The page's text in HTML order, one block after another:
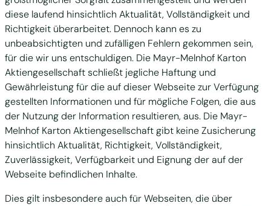
diese laufend hinsichtlich Aktualität, Vollständigkeit und
Richtigkeit überarbeitet. Dennoch kann es zu
unbeabsichtigten und zufälligen Fehlern gekommen sein,
für die wir uns entschuldigen. Die Mayr-Melnhof Karton
Aktiengesellschaft schließt jegliche Haftung und
Gewährleistung für die auf dieser Webseite zur Verfügung
gestellten Informationen und für mögliche Folgen, die aus
der Nutzung der Information resultieren, aus. Die Mayr-
Melnhof Karton Aktiengesellschaft gibt keine Zusicherung
hinsichtlich Aktualität, Richtigkeit, Vollständigkeit,
Zuverlässigkeit, Verfügbarkeit und Eignung der auf der
Webseite befindlichen Inhalte.
Dies gilt insbesondere auch für Webseiten, die über